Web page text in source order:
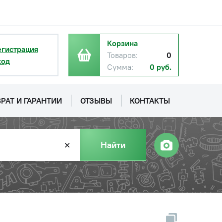
Корзина
Товаров:
0
Сумма:
0 руб.
И ГАРАНТИИ ОТЗЫВЫ КОНТАКТЫ
✕ Найти